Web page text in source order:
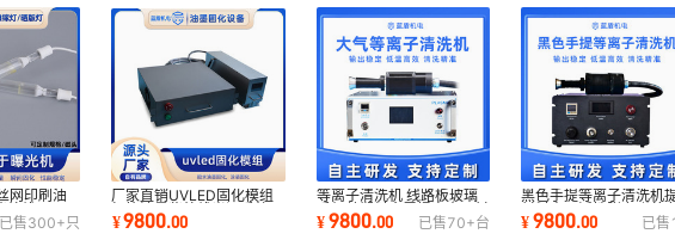
网印刷油
线uv固
已售300+ 只
厂家直销UVLED固化模组
标签油墨紫外线光源系统
uvled固化光源系统
¥9800.00
等离子清洗机 线路板玻璃
手机盖塑料金属提高表面材
料张力附着力
¥9800.00 已售70+台
黑色手提等离子清洗机
材料表面活性张力附着
离子表面处理
¥9800.00 已售